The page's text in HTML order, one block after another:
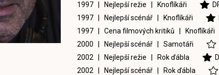
1997 | Nejlepší režie | Knoflíkáři
1997 | Nejlepší scénář |
Knoflíkáři
1997 | Cena filmových kritiků |
Knoflíkáři
2000 | Nejlepší scénář | Samotáři
2002 | Nejlepší režie |
Rok ďábla
2002 | Nejlepší scénář |
Rok ďábla